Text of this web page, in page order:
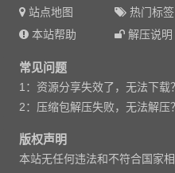
站点地图 热门标签
本站帮助
解压说明
常见问题
1：资源分享失效了，无法下载？
2：压缩包解压失败，无法解压
版权声明
本站无任何违法和不符合国家